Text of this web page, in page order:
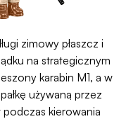
zimowy płaszcz i
na strategicznym
karabin M1, a w
używaną przez
kierowania